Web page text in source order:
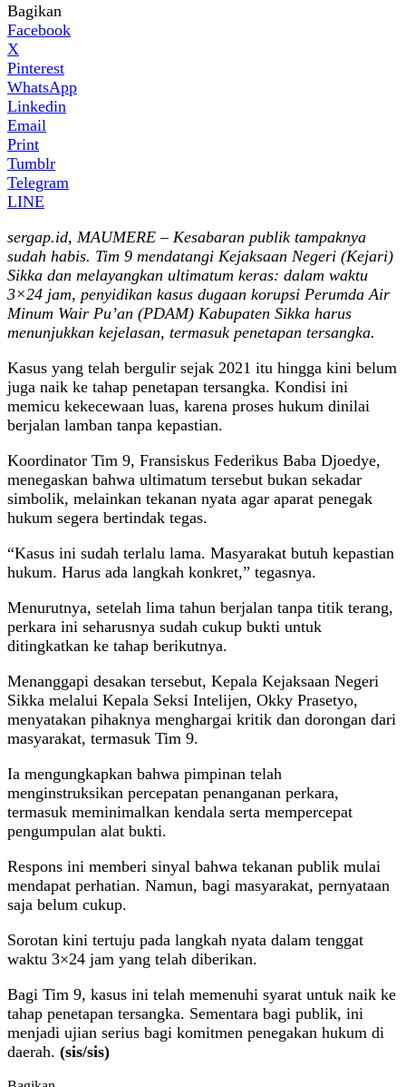
Bagikan
Facebook
X
Pinterest
WhatsApp
Linkedin
Email
Print
Tumblr
Telegram
LINE
sergap.id, MAUMERE – Kesabaran publik tampaknya
sudah habis. Tim 9 mendatangi Kejaksaan Negeri (Kejari)
Sikka dan melayangkan ultimatum keras: dalam waktu
3×24 jam, penyidikan kasus dugaan korupsi Perumda Air
Minum Wair Pu’an (PDAM) Kabupaten Sikka harus
menunjukkan kejelasan, termasuk penetapan tersangka.
Kasus yang telah bergulir sejak 2021 itu hingga kini belum
juga naik ke tahap penetapan tersangka. Kondisi ini
memicu kekecewaan luas, karena proses hukum dinilai
berjalan lamban tanpa kepastian.
Koordinator Tim 9, Fransiskus Federikus Baba Djoedye,
menegaskan bahwa ultimatum tersebut bukan sekadar
simbolik, melainkan tekanan nyata agar aparat penegak
hukum segera bertindak tegas.
“Kasus ini sudah terlalu lama. Masyarakat butuh kepastian
hukum. Harus ada langkah konkret,” tegasnya.
Menurutnya, setelah lima tahun berjalan tanpa titik terang,
perkara ini seharusnya sudah cukup bukti untuk
ditingkatkan ke tahap berikutnya.
Menanggapi desakan tersebut, Kepala Kejaksaan Negeri
Sikka melalui Kepala Seksi Intelijen, Okky Prasetyo,
menyatakan pihaknya menghargai kritik dan dorongan dari
masyarakat, termasuk Tim 9.
Ia mengungkapkan bahwa pimpinan telah
menginstruksikan percepatan penanganan perkara,
termasuk meminimalkan kendala serta mempercepat
pengumpulan alat bukti.
Respons ini memberi sinyal bahwa tekanan publik mulai
mendapat perhatian. Namun, bagi masyarakat, pernyataan
saja belum cukup.
Sorotan kini tertuju pada langkah nyata dalam tenggat
waktu 3×24 jam yang telah diberikan.
Bagi Tim 9, kasus ini telah memenuhi syarat untuk naik ke
tahap penetapan tersangka. Sementara bagi publik, ini
menjadi ujian serius bagi komitmen penegakan hukum di
daerah. (sis/sis)